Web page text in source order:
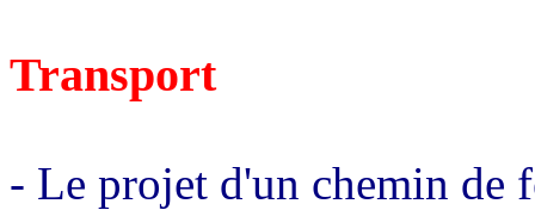
Transport
- Le projet d'un chemin de